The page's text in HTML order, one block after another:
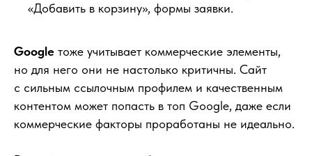
«Добавить в корзину», формы заявки.
Google тоже учитывает коммерческие элементы,
но для него они не настолько критичны. Сайт
с сильным ссылочным профилем и качественным
контентом может попасть в топ Google, даже если
коммерческие факторы проработаны не идеально.